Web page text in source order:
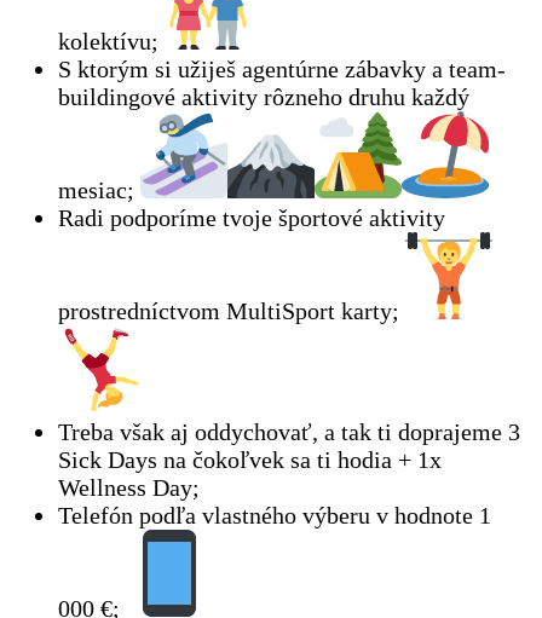
kolektívu;
S ktorým si užiješ agentúrne zábavky a team-
buildingové aktivity rôzneho druhu každý
mesiac;
Radi podporíme tvoje športové aktivity
prostredníctvom MultiSport karty;
Treba však aj oddychovať, a tak ti doprajeme 3
Sick Days na čokoľvek sa ti hodia + 1x
Wellness Day;
Telefón podľa vlastného výberu v hodnote 1
000 €;